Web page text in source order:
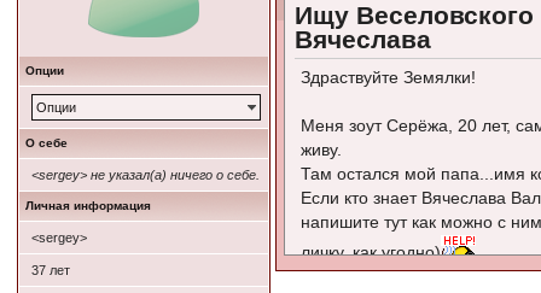
Опции
Опции
О себе
<sergey> не указал(а) ничего о себе.
Личная информация
<sergey>
37 лет
Ищу
Вячеслава
Здраствуйте Земялки!
Меня зоут Серёжа, 20 лет,
живу.
Там остался мой папа...имя
Если кто знает Вячеслава
напишите тут как можно с
личку, как угодно)